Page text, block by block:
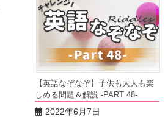
【英語なぞなぞ】子供も大人も楽
しめる問題＆解説 -PART 48-
2022年6月7日